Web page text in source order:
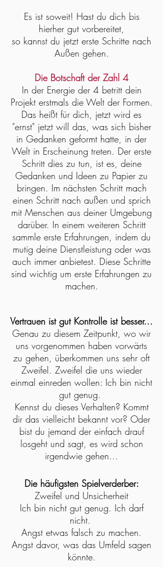
Es ist soweit! Hast du dich bis
hierher gut vorbereitet,
so kannst du jetzt erste Schritte nach
Außen gehen.
Die Botschaft der Zahl 4
In der Energie der 4 betritt dein
Projekt erstmals die Welt der Formen.
Das heißt für dich, jetzt wird es
"ernst" jetzt will das, was sich bisher
in Gedanken geformt hatte, in der
Welt in Erscheinung treten. Der erste
Schritt dies zu tun, ist es, deine
Gedanken und Ideen zu Papier zu
bringen. Im nächsten Schritt mach
einen Schritt nach außen und sprich
mit Menschen aus deiner Umgebung
darüber. In einem weiteren Schritt
sammle erste Erfahrungen, indem du
mutig deine Dienstleistung oder was
auch immer anbietest. Diese Schritte
sind wichtig um erste Erfahrungen zu
machen.
Vertrauen ist gut Kontrolle ist besser...
Genau zu diesem Zeitpunkt, wo wir
uns vorgenommen haben vorwärts
zu gehen, überkommen uns sehr oft
Zweifel. Zweifel die uns wieder
einmal einreden wollen: Ich bin nicht
gut genug.
Kennst du dieses Verhalten? Kommt
dir das vielleicht bekannt vor? Oder
bist du jemand der einfach drauf
losgeht und sagt, es wird schon
irgendwie gehen...
Die häufigsten Spielverderber:
Zweifel und Unsicherheit
Ich bin nicht gut genug. Ich darf
nicht.
Angst etwas falsch zu machen.
Angst davor, was das Umfeld sagen
könnte.